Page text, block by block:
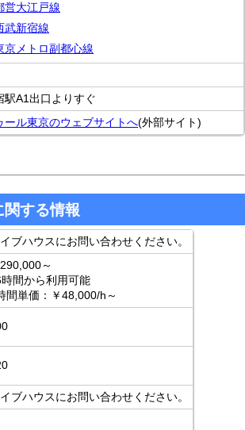
営大江戸線
武新宿線
京メトロ副都心線
駅A1出口よりすぐ
ール東京のウェブサイトへ(外部サイト)
関する情報
ブハウスにお問い合わせください。
～
間から利用可能
間単価：￥48,000/h～
ブハウスにお問い合わせください。